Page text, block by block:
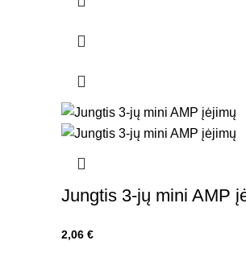
Jungtis 3-jų mini AMP
2,06 €